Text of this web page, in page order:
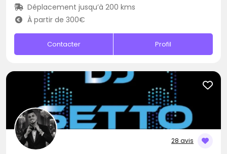
Déplacement jusqu’à 200 kms
À partir de 300€
Contacter Profil
28 avis